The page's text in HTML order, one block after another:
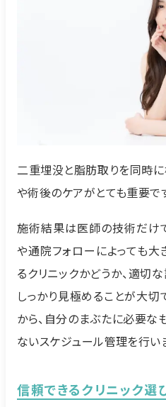
二重埋没と脂肪取りを同時に
や術後のケアがとても重要で
施術結果は医師の技術だけ
や通院フォローによっても大
るクリニックかどうか、適切
しっかり見極めることが大切
から、自分のまぶたに必要な
ないスケジュール管理を行いま
信頼できるクリニック選